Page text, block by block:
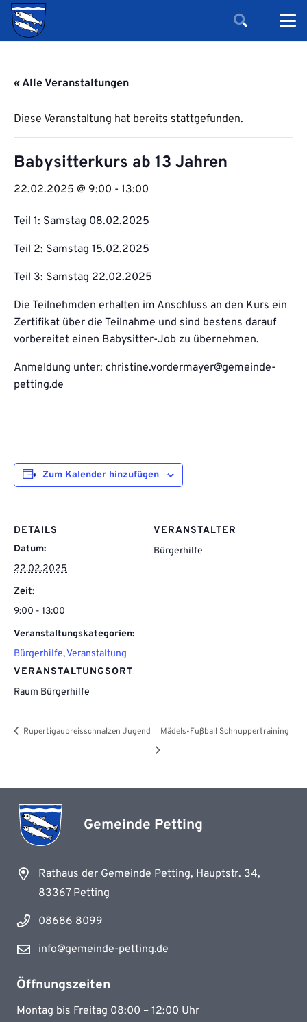
« Alle Veranstaltungen
Diese Veranstaltung hat bereits stattgefunden.
Babysitterkurs ab 13 Jahren
22.02.2025 @ 9:00 - 13:00
Teil 1: Samstag 08.02.2025
Teil 2: Samstag 15.02.2025
Teil 3: Samstag 22.02.2025
Die Teilnehmden erhalten im Anschluss an den Kurs ein
Zertifikat über die Teilnahme und sind bestens darauf
vorbereitet einen Babysitter-Job zu übernehmen.
Anmeldung unter: christine.vordermayer@gemeinde-
petting.de
Zum Kalender hinzufügen
DETAILS
Datum:
22.02.2025
Zeit:
9:00 - 13:00
Veranstaltungskategorien:
Bürgerhilfe,Veranstaltung
VERANSTALTUNGSORT
Raum Bürgerhilfe
VERANSTALTER
Bürgerhilfe
Rupertigaupreisschnalzen Jugend Mädels-Fußball Schnuppertraining
Gemeinde Petting
Rathaus der Gemeinde Petting, Hauptstr. 34,
83367 Petting
08686 8099
info@gemeinde-petting.de
Öffnungszeiten
Montag bis Freitag 08:00 – 12:00 Uhr